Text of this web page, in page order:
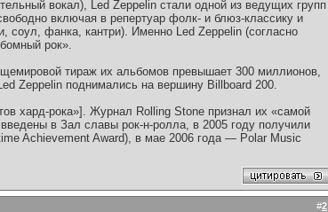
вокал), Led Zeppelin стали одной из ведущих групп
включая в репертуар фолк- и блюз-классику и
соул, фанка, кантри). Именно Led Zeppelin (согласно
рок».
тираж их альбомов превышает 300 миллионов,
Zeppelin поднимались на вершину Billboard 200.
хард-рока»]. Журнал Rolling Stone признал их «самой
в Зал славы рок-н-ролла, в 2005 году получили
Achievement Award), в мае 2006 года — Polar Music
#2